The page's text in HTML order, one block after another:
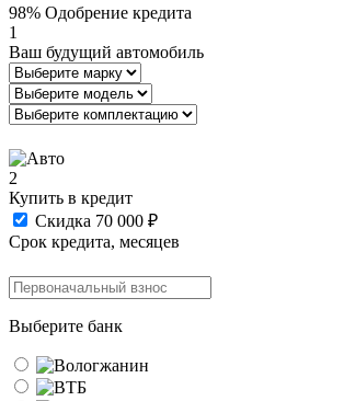
98% Одобрение кредита
1
Ваш будущий автомобиль
2
Купить в кредит
Скидка 70 000 ₽
Срок кредита, месяцев
Выберите банк